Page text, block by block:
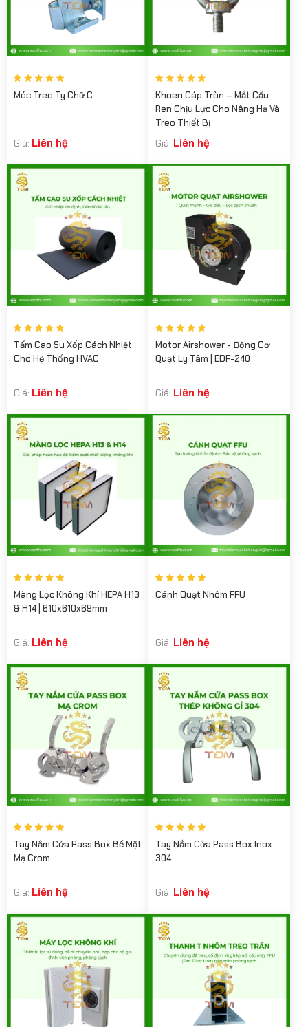
Móc Treo Ty Chữ C
Giá: Liên hệ
Khoen Cáp Tròn – Mắt Cẩu
Ren Chịu Lực Cho Nâng Hạ Và
Treo Thiết Bị
Giá: Liên hệ
Tấm Cao Su Xốp Cách Nhiệt
Cho Hệ Thống HVAC
Giá: Liên hệ
Motor Airshower - Động Cơ
Quạt Ly Tâm | EDF-240
Giá: Liên hệ
Màng Lọc Không Khí HEPA H13
& H14 | 610x610x69mm
Giá: Liên hệ
Cánh Quạt Nhôm FFU
Giá: Liên hệ
Tay Nắm Cửa Pass Box Bề Mặt
Mạ Crom
Giá: Liên hệ
Tay Nắm Cửa Pass Box Inox
304
Giá: Liên hệ